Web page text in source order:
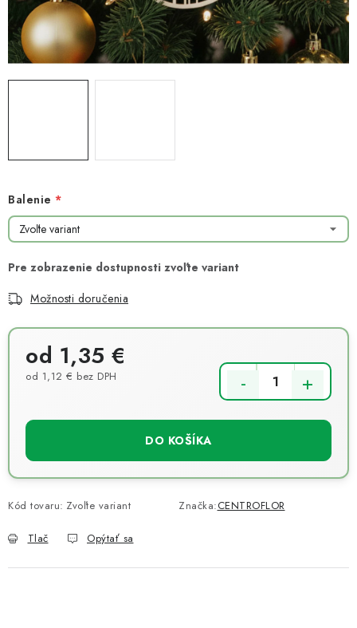
TIPY NA TVORENIE
Ako získať lepšie ceny?
Moja objednávka
Balenie
Možnosti doručenia
od 1,35 €
od 1,12 € bez DPH
DO KOŠÍKA
Kód tovaru: Zvoľte variant Značka:CENTROFLOR
Tlač Opýtať sa